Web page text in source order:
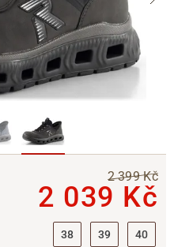
2 399 Kč
2 039 Kč
38 39 40